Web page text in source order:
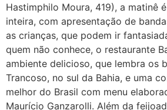
Hastimphilo Moura, 419), a matinê
inteira, com apresentação de
as crianças, que podem ir
quem não conhece, o restaurante
ambiente delicioso, que lembra os
Trancoso, no sul da Bahia, e uma
melhor do Brasil com menu
Maurício Ganzarolli. Além da